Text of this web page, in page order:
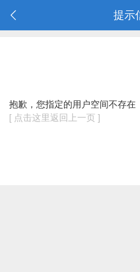
提示
抱歉，您指定的用户空间不存在
[ 点击这里返回上一页 ]